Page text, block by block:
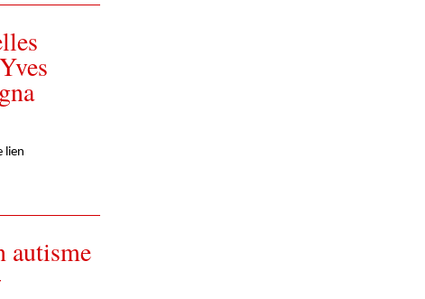
lien
autisme